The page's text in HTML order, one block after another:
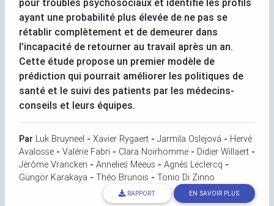
pour troubles psychosociaux et identifie les profils
ayant une probabilité plus élevée de ne pas se
rétablir complètement et de demeurer dans
l’incapacité de retourner au travail après un an.
Cette étude propose un premier modèle de
prédiction qui pourrait améliorer les politiques de
santé et le suivi des patients par les médecins-
conseils et leurs équipes.
Par Luk Bruyneel - Xavier Rygaert - Jarmila Oslejová - Hervé
Avalosse - Valérie Fabri - Clara Noirhomme - Didier Willaert -
Jérôme Vrancken - Annelies Meeus - Agnès Leclercq -
Güngör Karakaya - Théo Brunois - Tonio Di Zinno
RAPPORT EN SAVOIR PLUS